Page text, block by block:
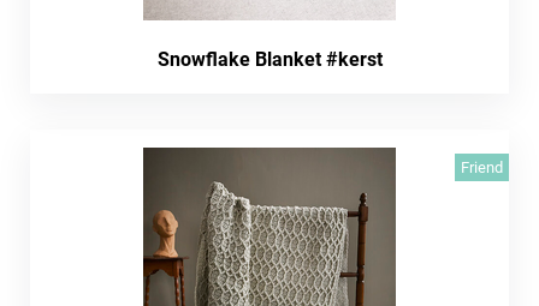
Snowflake Blanket #kerst
Friend